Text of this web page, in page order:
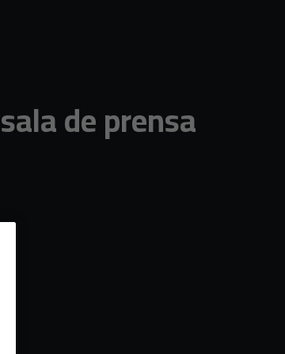
de prensa